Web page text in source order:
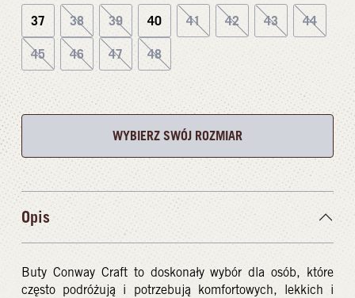
37 38 39 40 41 42 43 44
45 46 47 48
WYBIERZ SWÓJ ROZMIAR
Opis
Buty Conway Craft to doskonały wybór dla osób, które
często podróżują i potrzebują komfortowych, lekkich i